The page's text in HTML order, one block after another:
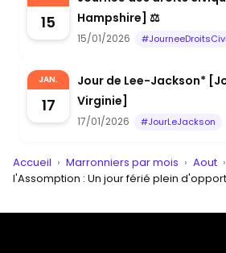
15
Hampshire] ⚖️
15/01/2026
JAN.
17
Jour de Lee-Jackson*
Virginie]
17/01/2026 #JourLeJackson
Accueil › Marronniers par mois › Aout ›
l'Assomption : Un jour férié plein